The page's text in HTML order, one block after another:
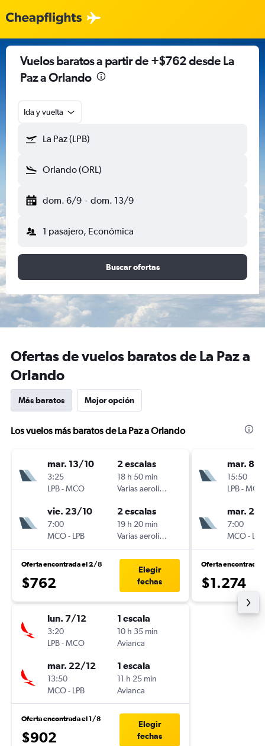
Vuelos baratos a partir de +$762 desde La
Paz a Orlando
Ida y vuelta
La Paz (LPB)
Orlando (ORL)
dom. 6/9 - dom. 13/9
1 pasajero, Económica
Buscar ofertas
Ofertas de vuelos baratos de La Paz a
Orlando
Más baratos Mejor opción
Los vuelos más baratos de La Paz a Orlando
mar. 13/10
3:25
LPB-MCO
2 escalas
18 h 50 min
Varias aerolíneas
vie. 23/10
7:00
MCO- LPB
2 escalas
19 h 20 min
Varias aerolíneas
Oferta encontrada el 2/8
$762
Elegir
fechas
lun. 7/12
3:20
LPB-MCO
1 escala
10 h 35 min
Avianca
mar. 22/12
13:50
MCO- LPB
1 escala
11 h 25 min
Avianca
Oferta encontrada el 1/8
$902
Elegir
fechas
mar. 8/
15:50
LPB-MCO
mar.
7:00
MCO- LPB
Oferta encontrada
$1.274